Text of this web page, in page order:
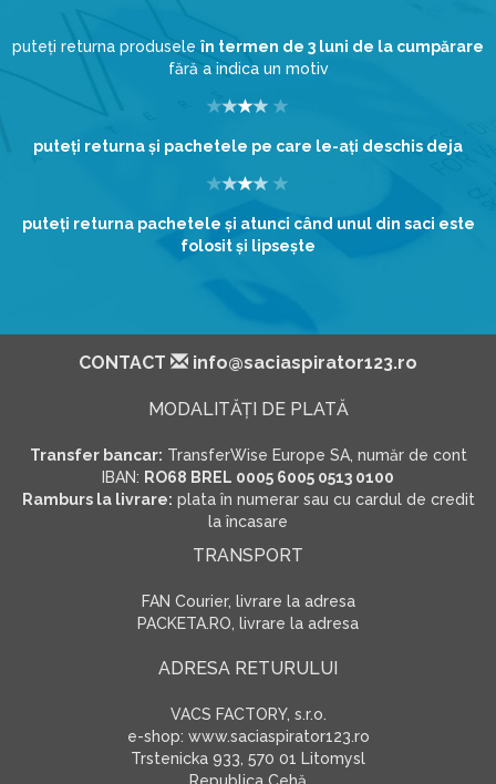
puteți returna produsele în termen de 3 luni de la cumpărare
fără a indica un motiv
puteţi returna şi pachetele pe care le-aţi deschis deja
puteţi returna pachetele şi atunci când unul din saci este
folosit şi lipseşte
CONTACT info@saciaspirator123.ro
MODALITĂŢI DE PLATĂ
Transfer bancar: TransferWise Europe SA, număr de cont
IBAN: RO68 BREL 0005 6005 0513 0100
Ramburs la livrare: plata în numerar sau cu cardul de credit
la încasare
TRANSPORT
FAN Courier, livrare la adresa
PACKETA.RO, livrare la adresa
ADRESA RETURULUI
VACS FACTORY, s.r.o.
e-shop: www.saciaspirator123.ro
Trstenicka 933, 570 01 Litomysl
Republica Cehă